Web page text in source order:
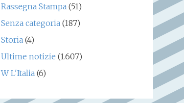
Rassegna Stampa(51)
Senza categoria(187)
Storia(4)
Ultime notizie (1.607)
W L'Italia(6)